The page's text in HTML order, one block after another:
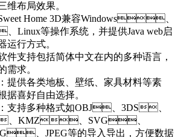
维布局效果。
：Sweet Home 3D兼容Windows、
等操作系统，并提供Java web启
方式。
件支持包括简体中文在内的多种语言，
。
提供各类地板、壁纸、家具材料等素
喜好自由选择。
：支持多种格式如OBJ、3DS、
KMZ、SVG、
、JPEG等的导入导出，方便数据